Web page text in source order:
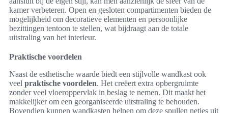
kamer verbeteren. Open en gesloten compartimenten bieden de
mogelijkheid om decoratieve elementen en persoonlijke
bezittingen tentoon te stellen, wat bijdraagt aan de totale
uitstraling van het interieur.
Praktische voordelen
Naast de esthetische waarde biedt een stijlvolle wandkast ook
veel praktische voordelen. Het creëert extra opbergruimte
zonder veel vloeroppervlak in beslag te nemen. Dit maakt het
makkelijker om een georganiseerde uitstraling te behouden.
Bovendien kunnen wandkasten helpen om deze spullen netjes uit